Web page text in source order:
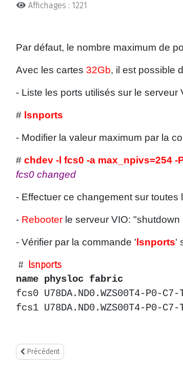
Affichages : 1221
Par défaut, le nombre maximum de
Avec les cartes 32Gb, il est possible
- Liste les ports utilisés sur le serveur
# lsnports
- Modifier la valeur maximum par la
# chdev -l fcs0 -a max_npivs=254 -
fcs0 changed
- Effectuer ce changement sur toutes
- Rebooter le serveur VIO: "shutdown
- Vérifier par la commande ' lsnports'
# lsnports
name physloc fabric
fcs0 U78DA.ND0.WZS00T4-P0-
fcs1 U78DA.ND0.WZS00T4-
Article précédent : Mise à jour VIO de V3.1.0.0 vers
Précédent